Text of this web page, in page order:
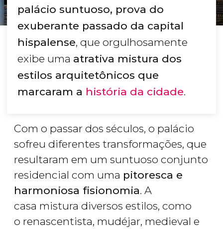
palácio suntuoso, prova do
exuberante passado da capital
hispalense, que orgulhosamente
exibe uma atrativa mistura dos
estilos arquitetônicos que
marcaram a história da cidade.
Com o passar dos séculos, o palácio
sofreu diferentes transformações, que
resultaram em um suntuoso conjunto
residencial com uma pitoresca e
harmoniosa fisionomia. A
casa mistura diversos estilos, como
o renascentista, mudéjar, medieval e